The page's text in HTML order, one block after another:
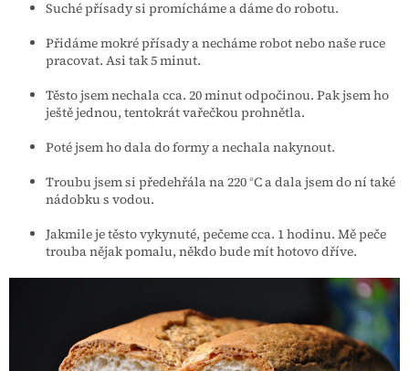
Suché přísady si promícháme a dáme do robotu.
Přidáme mokré přísady a necháme robot nebo naše ruce
pracovat. Asi tak 5 minut.
Těsto jsem nechala cca. 20 minut odpočinou. Pak jsem ho
ještě jednou, tentokrát vařečkou prohnětla.
Poté jsem ho dala do formy a nechala nakynout.
Troubu jsem si předehřála na 220 °C a dala jsem do ní také
nádobku s vodou.
Jakmile je těsto vykynuté, pečeme cca. 1 hodinu. Mě peče
trouba nějak pomalu, někdo bude mít hotovo dříve.